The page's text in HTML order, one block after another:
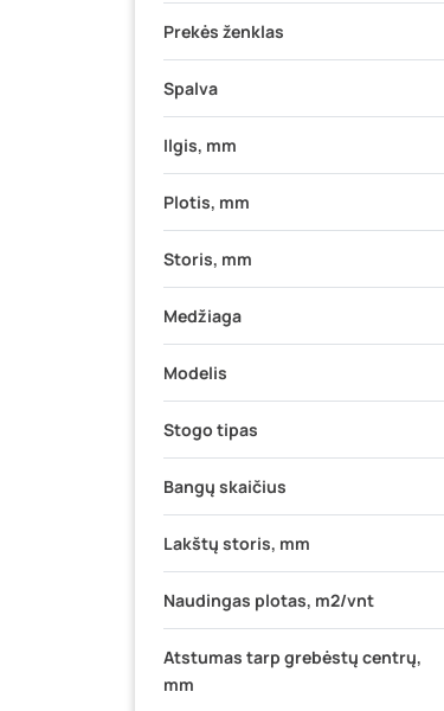
Prekės ženklas
Spalva
Ilgis, mm
Plotis, mm
Storis, mm
Medžiaga
Modelis
Stogo tipas
Bangų skaičius
Lakštų storis, mm
Naudingas plotas, m2/vnt
Atstumas tarp grebėstų centrų,
mm